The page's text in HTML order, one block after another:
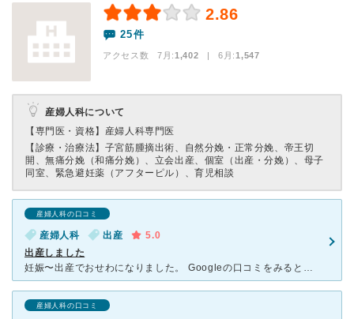
2.86
25件
アクセス数 7月:1,402 | 6月:1,547
産婦人科について
【専門医・資格】 産婦人科専門医
【診療・治療法】 子宮筋腫摘出術、自然分娩・正常分娩、帝王切
開、無痛分娩（和痛分娩）、立会出産、個室（出産・分娩）、母子
同室、緊急避妊薬（アフターピル）、育児相談
産婦人科の口コミ
産婦人科 出産
5.0
出産しました
妊娠〜出産でおせわになりました。 Googleの口コミをみると、救急外来の対応や、戦争反対！のような張り紙が怖い、と色々書かれていましたが、 産婦人科に何ヶ月も通っていて、 そういった嫌
産婦人科の口コミ